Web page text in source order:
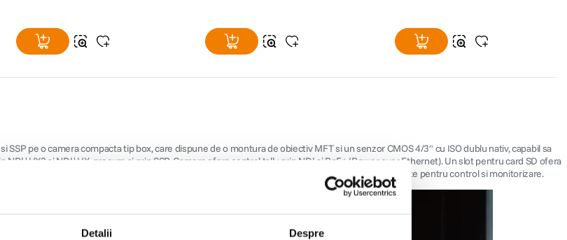
Detalii Despre
pe o camera compacta tip box, care dispune de o montura de obiectiv MFT si un senzor CMOS 4/3" cu ISO dublu nativ, capabil sa
si NDI|HX, precum si prin SSP. Camera ofera control tally prin NDI si PoE+ (Power over Ethernet). Un slot pentru card SD ofera
iesirea HDMI. O interfata web bazata pe utilizator si un set complet de API deschise pot fi utilizate pentru control si monitorizare.